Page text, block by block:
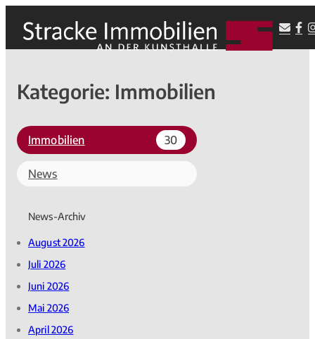
Kategorie: Immobilien
Immobilien 30
News
News-Archiv
August 2026
Juli 2026
Juni 2026
Mai 2026
April 2026